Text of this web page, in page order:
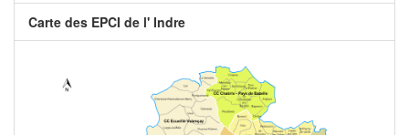
Carte des EPCI de l' Indre